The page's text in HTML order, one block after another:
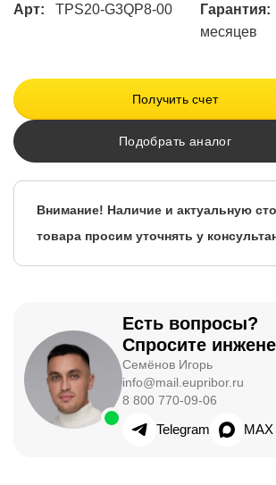
Арт: TPS20-G3QP8-00 Гарантия:
месяцев
Получить счет
Подобрать аналог
Внимание! Наличие и актуальную
товара просим уточнять у
Есть вопросы?
Спросите
Семёнов Игорь
info@mail.eupribor.ru
8 800 770-09-06
Telegram MAX